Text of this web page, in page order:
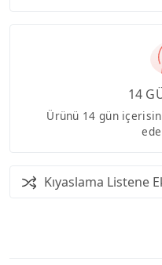
14
Ürünü 14 gün
Kıyaslama Listene